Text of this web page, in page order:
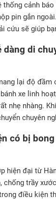
thống cảnh
pin gắn
cứu sẽ giúp
dàng di
lại độ đầm
xe linh
nhẹ nhàng.
chuyên
có bị
hiện đại từ
chống trầy
điều kiện